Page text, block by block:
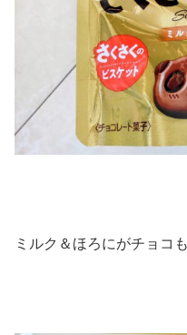
ミルク＆ほろにがチョコ